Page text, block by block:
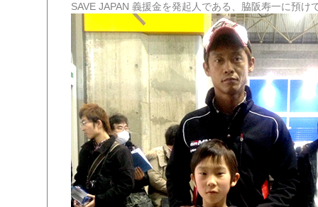
SAVE JAPAN 義援金を発起人である、脇阪寿一に預け